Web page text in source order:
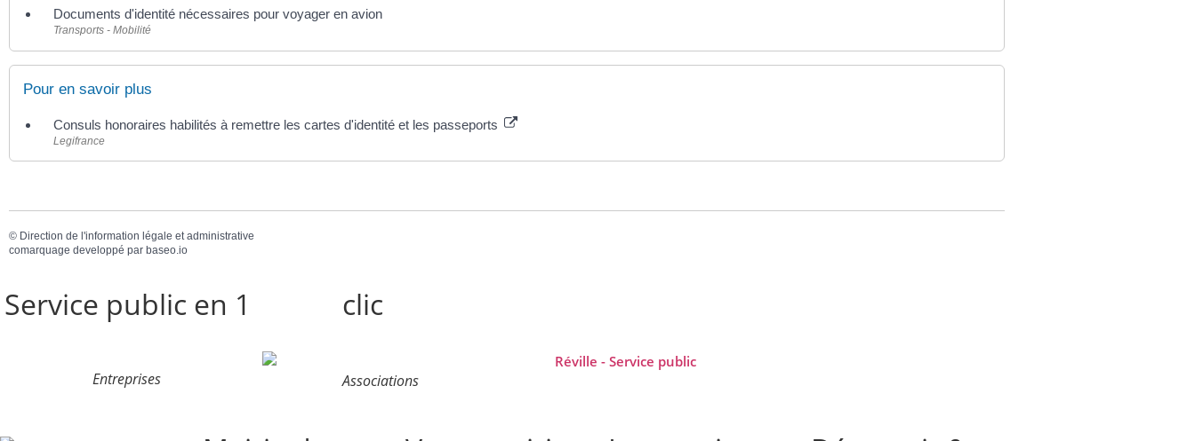
Documents d'identité nécessaires pour voyager en avion
Transports - Mobilité
Pour en savoir plus
Consuls honoraires habilités à remettre les cartes d'identité et les passeports
Legifrance
© Direction de l'information légale et administrative
comarquage developpé par baseo.io
Service public en 1 clic
Entreprises Associations